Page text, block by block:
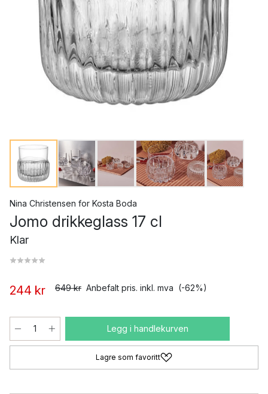
Nina Christensen for Kosta Boda
Jomo drikkeglass 17 cl
Klar
244 kr 649 kr Anbefalt pris. inkl. mva (-62%)
Legg i handlekurven
Lagre som favoritt